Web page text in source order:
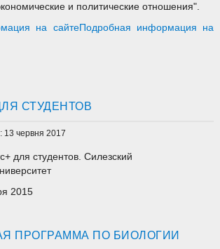
и политические отношения".
на сайтеПодробная информация на
СТУДЕНТОВ
13 червня 2017
для студентов. Силезский
2015
ПРОГРАММА ПО БИОЛОГИИ